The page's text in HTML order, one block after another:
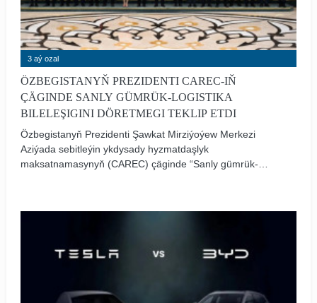
3 aý ozal
ÖZBEGISTANYŇ PREZIDENTI CAREC-IŇ
ÇÄGINDE SANLY GÜMRÜK-LOGISTIKA
BILELEŞIGINI DÖRETMEGI TEKLIP ETDI
Özbegistanyň Prezidenti Şawkat Mirziýoýew Merkezi
Aziýada sebitleýin ykdysady hyzmatdaşlyk
maksatnamasynyň (CAREC) çäginde “Sanly gümrük-
bankynyň Dolandyryjylar Geňeşiniň 59-njy mejlisinde